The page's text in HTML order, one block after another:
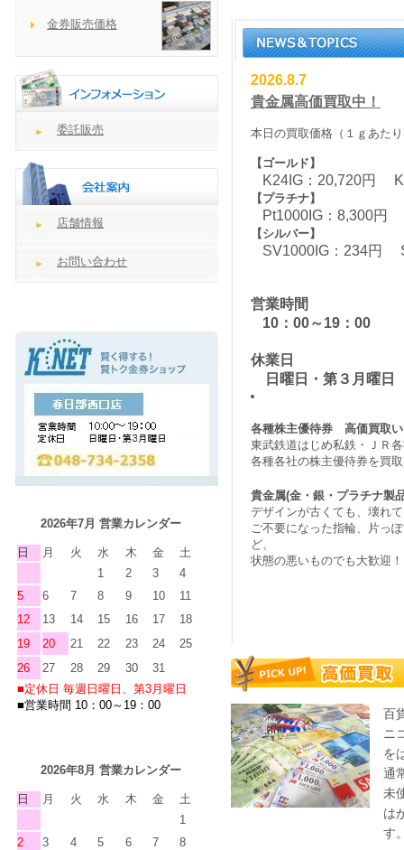
金券販売価格
委託販売
店舗情報
お問い合わせ
2026年7月 営業カレンダー
日 月 火 水 木 金
土
1
2 3
4
5
6 7 8 9 10
11
12
13 14 15 16 17
18
19
20 21 22 23 24
25
26
27 28 29 30
31
■定休 日 毎週日曜日、第3月曜日
■営業時間 10：00～19：00
2026年8月 営業カレンダー
日 月 火 水 木 金
土
1
2
3 4 5 6 7
8
2026.8.7
貴金属高価買取中！
本日の買取価格（１ｇあた
【ゴールド】
K24IG：20,720円
【プラチナ】
Pt1000IG：8,300円
【シルバー】
SV1000IG：234円
営業時間
10：00～19：00
休業日
日曜日・第３月曜日
各種株主優待券 高価買取い
東武鉄道はじめ私鉄・ＪＲ
各種各社の株主優待券を買
貴金属(金・銀・プラチナ製
デザインが古くても、壊れ
ご不要になった指輪、片っ
ど、
状態の悪いものでも大歓迎！
百
ニ
を
通
未
は
す